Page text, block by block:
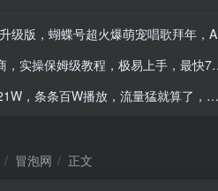
号超火爆萌宠唱歌拜年，AI一键制作，每日轻松十分钟 月挣米1W+
实操保姆级教程，极易上手，最快7天出单
条百W播放，流量猛就算了，广告商也追着给钱
冒泡网 正文